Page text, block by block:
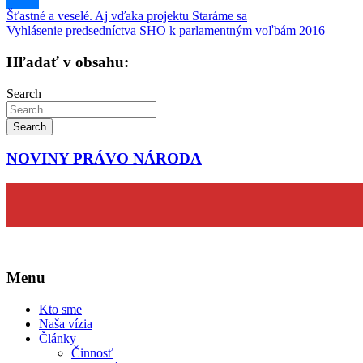
Navigácia
v
článku
Šťastné a veselé. Aj vďaka projektu Staráme sa
Vyhlásenie predsedníctva SHO k parlamentným voľbám 2016
Hľadať v obsahu:
Search
Search
NOVINY PRÁVO NÁRODA
Menu
Kto sme
Naša vízia
Články
Činnosť